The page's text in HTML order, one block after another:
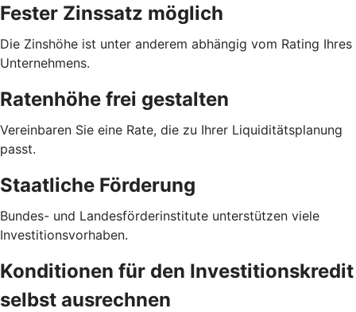
Fester Zinssatz möglich
Die Zinshöhe ist unter anderem abhängig vom Rating Ihres
Unternehmens.
Ratenhöhe frei gestalten
Vereinbaren Sie eine Rate, die zu Ihrer Liquiditätsplanung
passt.
Staatliche Förderung
Bundes- und Landesförderinstitute unterstützen viele
Investitionsvorhaben.
Konditionen für den Investitionskredit
selbst ausrechnen